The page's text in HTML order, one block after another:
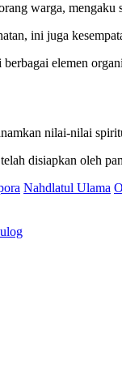
warga,
ini juga
elemen
nilai-nilai
disiapkan oleh
Nahdlatul Ulama